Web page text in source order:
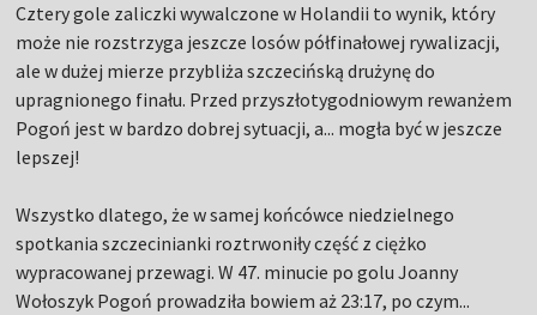
Cztery gole zaliczki wywalczone w Holandii to wynik, który
może nie rozstrzyga jeszcze losów półfinałowej rywalizacji,
ale w dużej mierze przybliża szczecińską drużynę do
upragnionego finału. Przed przyszłotygodniowym rewanżem
Pogoń jest w bardzo dobrej sytuacji, a... mogła być w jeszcze
lepszej!
Wszystko dlatego, że w samej końcówce niedzielnego
spotkania szczecinianki roztrwoniły część z ciężko
wypracowanej przewagi. W 47. minucie po golu Joanny
Wołoszyk Pogoń prowadziła bowiem aż 23:17, po czym...